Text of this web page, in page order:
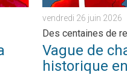
vendredi 26 juin 2026
Des centaines de
Vague de
historique